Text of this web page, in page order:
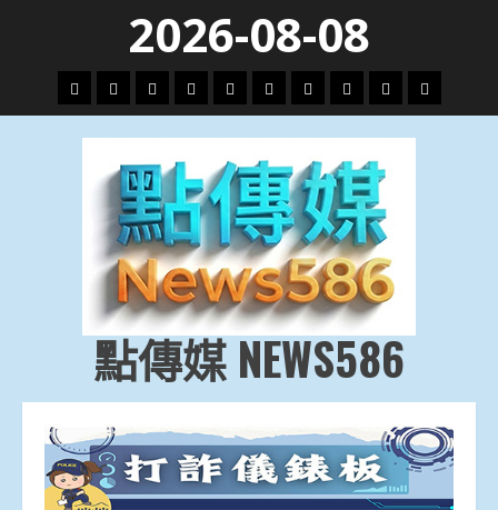
content
2026-08-08
頭
條
財
經
地
方.
會
文
教.
技
專
題
娛
樂
劇
政
治
國
際
運
動
生
活
點傳媒 NEWS586